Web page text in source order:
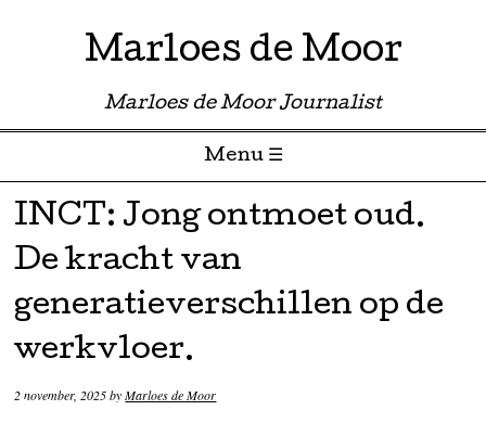
Marloes de Moor
Marloes de Moor Journalist
Menu ☰
Skip to content
INCT: Jong ontmoet oud.
De kracht van
generatieverschillen op de
werkvloer.
2 november, 2025byMarloes de Moor